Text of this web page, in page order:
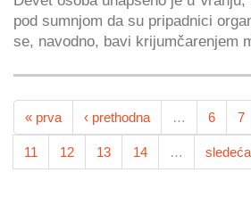
pod sumnjom da su pripadnici
se, navodno, bavi krijumčarenjem
« prva ‹ prethodna … 6 7
11 12 13 14 …